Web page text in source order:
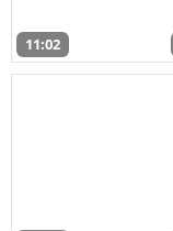
11:02